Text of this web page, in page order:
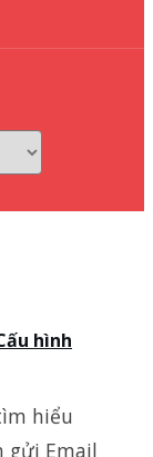
hình
hiểu
gửi Email